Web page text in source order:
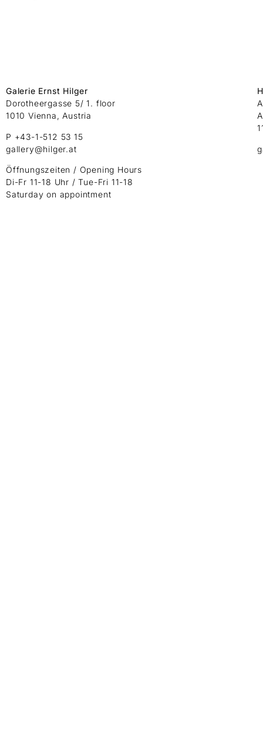
Galerie Ernst Hilger
Dorotheergasse 5/ 1. floor
1010 Vienna, Austria
P +43-1-512 53 15
gallery@hilger.at
Öffnungszeiten / Opening Hours
Di-Fr 11-18 Uhr / Tue-Fri 11-18
Saturday on appointment